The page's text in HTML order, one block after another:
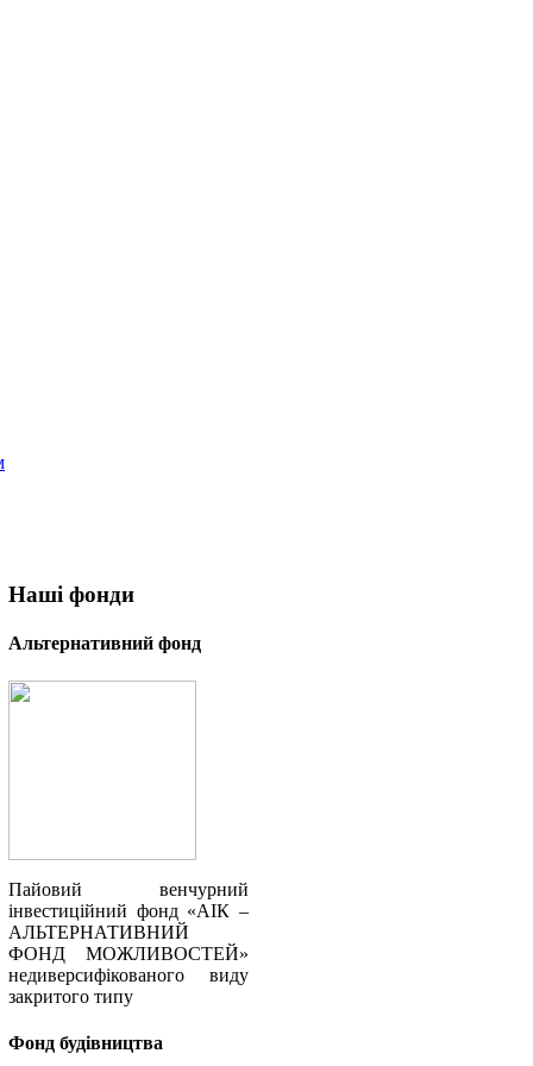
Наші фонди
Альтернативний фонд
Пайовий венчурний
інвестиційний фонд «АІК –
АЛЬТЕРНАТИВНИЙ
ФОНД МОЖЛИВОСТЕЙ»
недиверсифікованого виду
закритого типу
Фонд будівництва